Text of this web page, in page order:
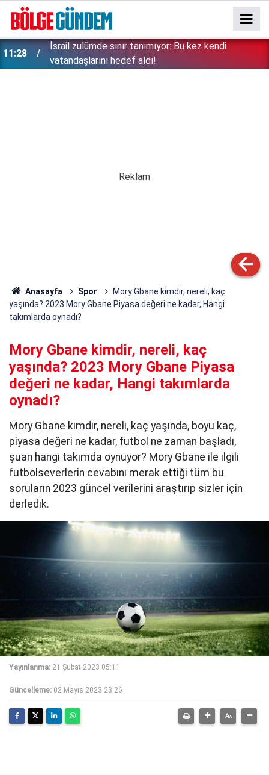
11:28
İsrail zulümde sınır tanımıyor: Bu kez kendi
vatandaşlarını hedef aldı!
11:17
Erken tatil rezervasyonu mağdurları için Ticaret
bakanlığından uyarı: Kesintisiz iade zorunlu!
Anasayfa Spor
Mory Gbane kimdir, nereli, kaç
yaşında? 2023 Mory Gbane Piyasa değeri ne kadar, Hangi
takımlarda oynadı?
Mory Gbane kimdir, nereli, kaç
yaşında? 2023 Mory Gbane Piyasa
değeri ne kadar, Hangi takımlarda
oynadı?
Mory Gbane kimdir, nereli, kaç yaşında, boyu kaç,
piyasa değeri ne kadar, futbol ne zaman başladı,
şuan hangi takımda oynuyor? Mory Gbane ile ilgili
futbolseverlerin cevabını merak ettiği tüm bu
soruların 2023 güncel verilerini araştırıp sizler için
derledik.
Yayınlanma: 21 Şubat 2023 05:11
Güncelleme: 02 Mayıs 2023 23:26